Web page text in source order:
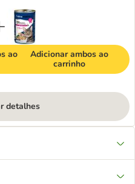
ao
Adicionar ambos ao
carrinho
detalhes